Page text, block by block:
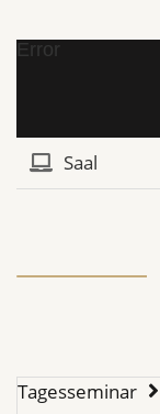
Error
Saal
Tagesseminar